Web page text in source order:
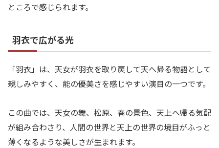
ところで感じられます。
羽衣で広がる光
「羽衣」は、天女が羽衣を取り戻して天へ帰る物語として
親しみやすく、能の優美さを感じやすい演目の一つです。
この曲では、天女の舞、松原、春の景色、天上へ帰る気配
が組み合わさり、人間の世界と天上の世界の境目がふっと
薄くなるような美しさが生まれます。